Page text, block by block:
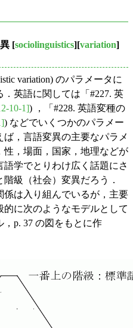
[sociolinguistics][variation]
variation) のパラメータに
英語に関しては「#227. 英
10-1]) ，「#228. 英語変種の
) などでいくつかのパラメー
，言語変異の主要なパラメ
性，場面，国家，地理などが
学でとりわけ広く話題にさ
級（社会）変異だろう．
は入り組んでいるが，主要
に次のようなモデルとして
p. 37 の図をもとに作